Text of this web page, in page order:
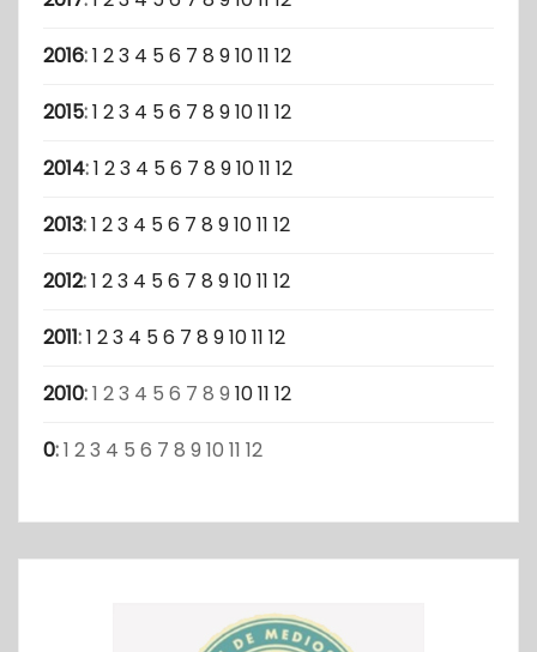
2016:1 23 4 56 7 8 91011 12
2015:1 23 4 56 7 8 91011 12
2014:1 23 4 56 7 8 91011 12
2013:1 23 4 56 7 8 91011 12
2012:1 23 4 56 7 8 91011 12
2011:1 23 4 56 7 8 91011 12
2010:1 23 4 5 6 7 8 9 1011 12
0:1 23 4 5 6 7 8 9 10 11 12